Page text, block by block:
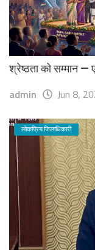
श्रेष्ठता को सम्मान
admin Jun 8,
लोकप्रिय जिलाधिकारी